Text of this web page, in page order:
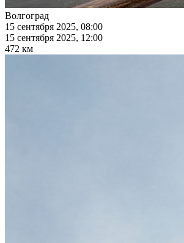
Волгоград
15 сентября 2025, 08:00
15 сентября 2025, 12:00
472 км